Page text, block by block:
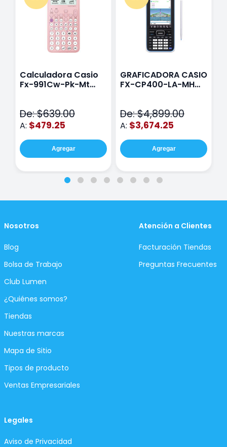
Calculadora Casio
Fx-991Cw-Pk-Mt
De: $639.00
A: $479.25
Agregar
GRAFICADORA CASIO
FX-CP400-LA-MH
De: $4,899.00
A: $3,674.25
Agregar
Nosotros
Blog
Bolsa de Trabajo
Club Lumen
¿Quiénes somos?
Tiendas
Nuestras marcas
Mapa de Sitio
Tipos de producto
Ventas Empresariales
Atención a Clientes
Facturación Tiendas
Preguntas Frecuentes
Legales
Aviso de Privacidad